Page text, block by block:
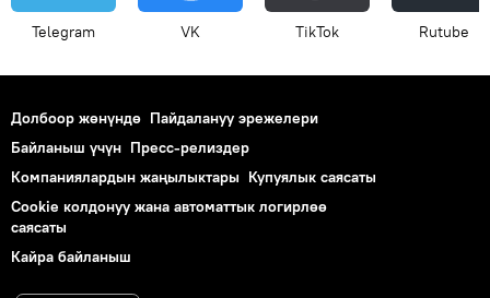
Telegram VK ТikТоk Rutube
Долбоор жөнүндө Пайдалануу эрежелери
Байланыш үчүн Пресс-релиздер
Компаниялардын жаңылыктары Купуялык саясаты
Cookie колдонуу жана автоматтык логирлөө
саясаты
Кайра байланыш